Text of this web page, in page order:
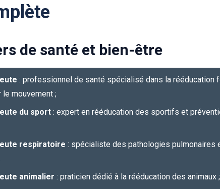
de santé et bien-être
: professionnel de santé spécialisé dans la rééducation
le mouvement ;
du sport : expert en rééducation des sportifs et
respiratoire : spécialiste des pathologies pulmonaires
animalier : praticien dédié à la rééducation des animaux ;